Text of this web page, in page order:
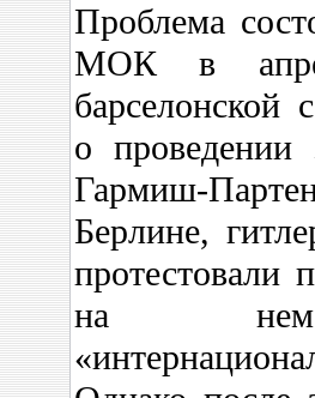
Проблема
МОК в
барселонской
о
Гармиш-
Берлине,
протестовали
на